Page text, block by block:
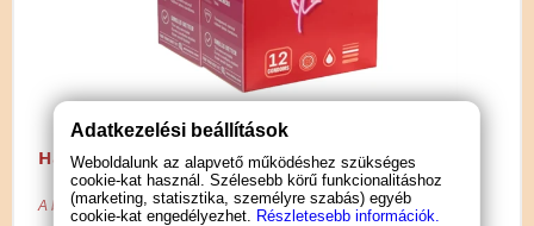
Használati útmutató letöltése (PDF)
A biztonságos szexuális együttlét érdekében használjon óvszert!
Adatkezelési beállítások
Weboldalunk az alapvető működéshez szükséges
cookie-kat használ. Szélesebb körű funkcionalitáshoz
(marketing, statisztika, személyre szabás) egyéb
cookie-kat engedélyezhet. Részletesebb információk.